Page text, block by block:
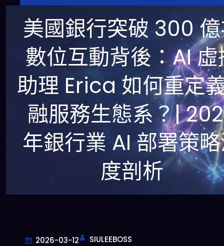
美國銀行突破 300
數位互動背後：AI 虛
助理 Erica 如何重定
融服務生態系？|
年銀行業 AI 部署策
度剖析
2026-03-12 SIULEEBOSS